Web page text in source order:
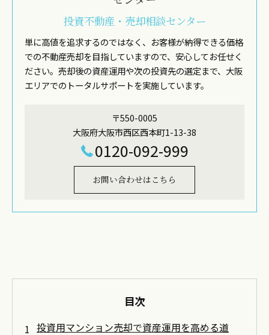
投資不動産・売却相談センター
単に高値を追求するのではなく、お客様が納得できる価格
での不動産売却を目指していますので、安心してお任せく
ださい。売却後の資産運用や次の投資先の選定まで、大阪
エリアでのトータルサポートを実施しています。
〒550-0005
大阪府大阪市西区西本町1-13-38
0120-092-999
お問い合わせはこちら
目次
投資用マンション売却で資産運用を高める道